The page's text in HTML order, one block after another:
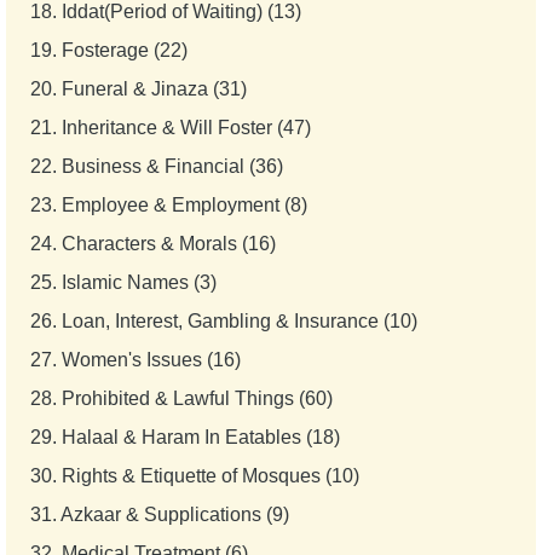
18. Iddat(Period of Waiting) (13)
19. Fosterage (22)
20. Funeral & Jinaza (31)
21. Inheritance & Will Foster (47)
22. Business & Financial (36)
23. Employee & Employment (8)
24. Characters & Morals (16)
25. Islamic Names (3)
26. Loan, Interest, Gambling & Insurance (10)
27. Women's Issues (16)
28. Prohibited & Lawful Things (60)
29. Halaal & Haram In Eatables (18)
30. Rights & Etiquette of Mosques (10)
31. Azkaar & Supplications (9)